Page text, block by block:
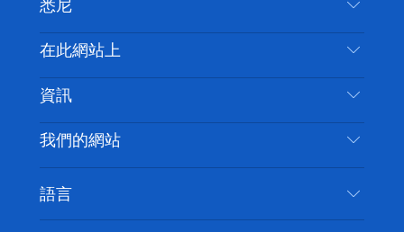
喳
喳
悉尼
聯絡我們
免責聲明
隱私
Cookie 通知
在此網站上
目的地
要做的事情
新南威爾斯州公路旅行
活動
住宿
資訊
旅行資訊
無障礙悉尼
列出您的業務
我們的網站
語言